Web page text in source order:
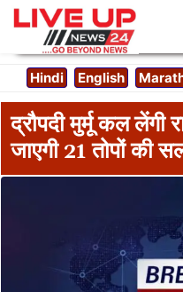
Hindi English
द्रौपदी मुर्मू कल लेंगी
जाएगी 21 तोपों की